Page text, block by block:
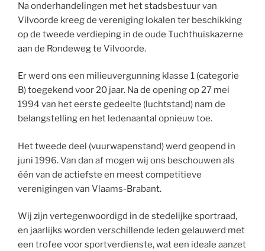
Na onderhandelingen met het stadsbestuur van
Vilvoorde kreegde vereniging lokalen ter beschikking
op de tweede verdieping in de oude Tuchthuiskazerne
aan de Rondeweg te Vilvoorde.
Er werd ons een milieuvergunning klasse 1 (categorie
B)toegekend voor 20 jaar. Na de opening op 27 mei
1994 van het eerste gedeelte (luchtstand) nam de
belangstelling en het ledenaantal opnieuw toe.
Het tweede deel (vuurwapenstand) werd geopend in
juni 1996.Van dan af mogen wij ons beschouwen als
één van de actiefste en meest competitieve
verenigingen van Vlaams-Brabant.
Wij zijn vertegenwoordigd in de stedelijke sportraad,
en jaarlijks worden verschillende leden gelauwerd met
een trofee voor sportverdienste, wat een ideale aanzet